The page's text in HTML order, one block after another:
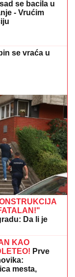
ZA CEO
ruke, bilo mi je
Durdžića u
poziva sa
na nju"
Bio na
a onda se desio
- Branka je